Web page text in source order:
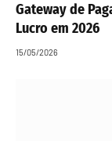
Gateway de
Lucro em 2026
15/05/2026